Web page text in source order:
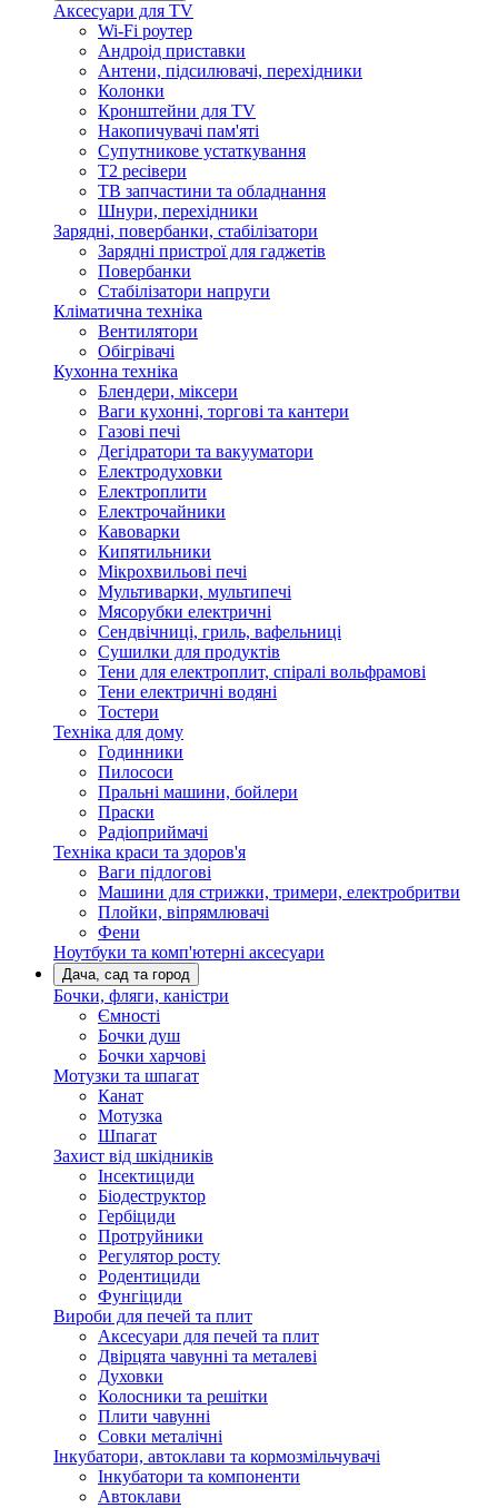
Аксесуари для TV
Wi-Fi роутер
Андроід приставки
Антени, підсилювачі, перехідники
Колонки
Кронштейни для TV
Накопичувачі пам'яті
Супутникове устаткування
Т2 ресівери
ТВ запчастини та обладнання
Шнури, перехідники
Зарядні, повербанки, стабілізатори
Зарядні пристрої для гаджетів
Повербанки
Стабілізатори напруги
Кліматична техніка
Вентилятори
Обігрівачі
Кухонна техніка
Блендери, міксери
Ваги кухонні, торгові та кантери
Газові печі
Дегідратори та вакууматори
Електродуховки
Електроплити
Електрочайники
Кавоварки
Кипятильники
Мікрохвильові печі
Мультиварки, мультипечі
Мясорубки електричні
Сендвічниці, гриль, вафельниці
Сушилки для продуктів
Тени для електроплит, спіралі вольфрамові
Тени електричні водяні
Тостери
Техніка для дому
Годинники
Пилососи
Пральні машини, бойлери
Праски
Радіоприймачі
Техніка краси та здоров'я
Ваги підлогові
Машини для стрижки, тримери, електробритви
Плойки, віпрямлювачі
Фени
Ноутбуки та комп'ютерні аксесуари
Дача, сад та город
Бочки, фляги, каністри
Ємності
Бочки душ
Бочки харчові
Мотузки та шпагат
Канат
Мотузка
Шпагат
Захист від шкідників
Інсектициди
Біодеструктор
Гербіциди
Протруйники
Регулятор росту
Родентициди
Фунгіциди
Вироби для печей та плит
Аксесуари для печей та плит
Двірцята чавунні та металеві
Духовки
Колосники та решітки
Плити чавунні
Совки металічні
Інкубатори, автоклави та кормозмільчувачі
Інкубатори та компоненти
Автоклави